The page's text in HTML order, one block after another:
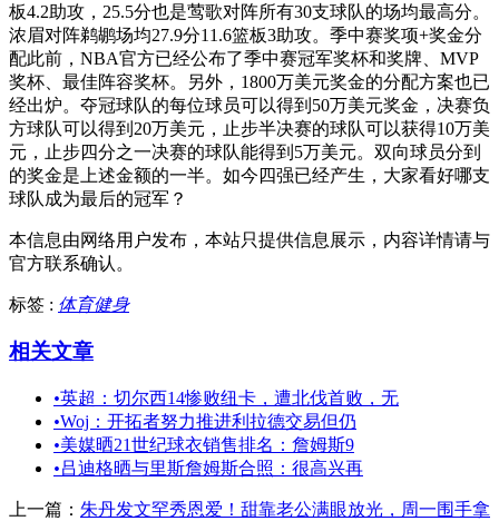
板4.2助攻，25.5分也是莺歌对阵所有30支球队的场均最高分。
浓眉对阵鹈鹕场均27.9分11.6篮板3助攻。季中赛奖项+奖金分
配此前，NBA官方已经公布了季中赛冠军奖杯和奖牌、MVP
奖杯、最佳阵容奖杯。另外，1800万美元奖金的分配方案也已
经出炉。夺冠球队的每位球员可以得到50万美元奖金，决赛负
方球队可以得到20万美元，止步半决赛的球队可以获得10万美
元，止步四分之一决赛的球队能得到5万美元。双向球员分到
的奖金是上述金额的一半。如今四强已经产生，大家看好哪支
球队成为最后的冠军？
本信息由网络用户发布， 本站只提供信息展示，内容详情请与
官方联系确认。
标签 : 体育健身
相关文章
•英超：切尔西14惨败纽卡，遭北伐首败，无
•Woj：开拓者努力推进利拉德交易但仍
•美媒晒21世纪球衣销售排名：詹姆斯9
•吕迪格晒与里斯詹姆斯合照：很高兴再
上一篇： 朱丹发文罕秀恩爱！甜靠老公满眼放光，周一围手拿